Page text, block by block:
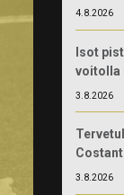
4.8.2026
Isot
voitolla
3.8.2026
3.8.2026